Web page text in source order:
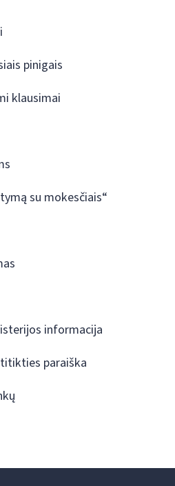
pinigais
klausimai
su mokesčiais“
informacija
paraiška